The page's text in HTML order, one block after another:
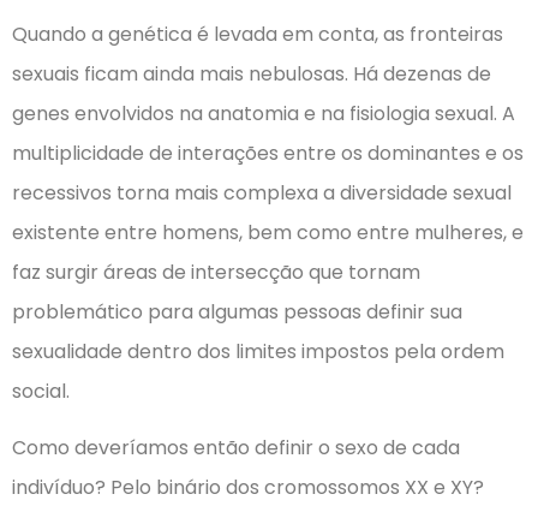
Quando a genética é levada em conta, as fronteiras
sexuais ficam ainda mais nebulosas. Há dezenas de
genes envolvidos na anatomia e na fisiologia sexual. A
multiplicidade de interações entre os dominantes e os
recessivos torna mais complexa a diversidade sexual
existente entre homens, bem como entre mulheres, e
faz surgir áreas de intersecção que tornam
problemático para algumas pessoas definir sua
sexualidade dentro dos limites impostos pela ordem
social.
Como deveríamos então definir o sexo de cada
indivíduo? Pelo binário dos cromossomos XX e XY?